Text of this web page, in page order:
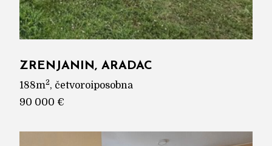
ZRENJANIN, ARADAC
188m2, četvoroiposobna
90 000 €